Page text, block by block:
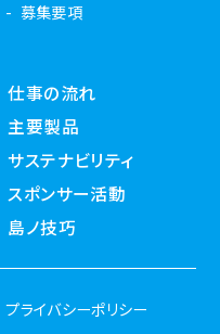
募集要項
仕事の流れ
主要製品
サステナビリティ
スポンサー活動
島ノ技巧
プライバシーポリシー